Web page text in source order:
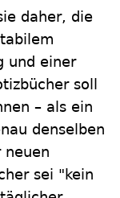
daher, die
und einer
soll
– als ein
denselben
neuen
sei "kein